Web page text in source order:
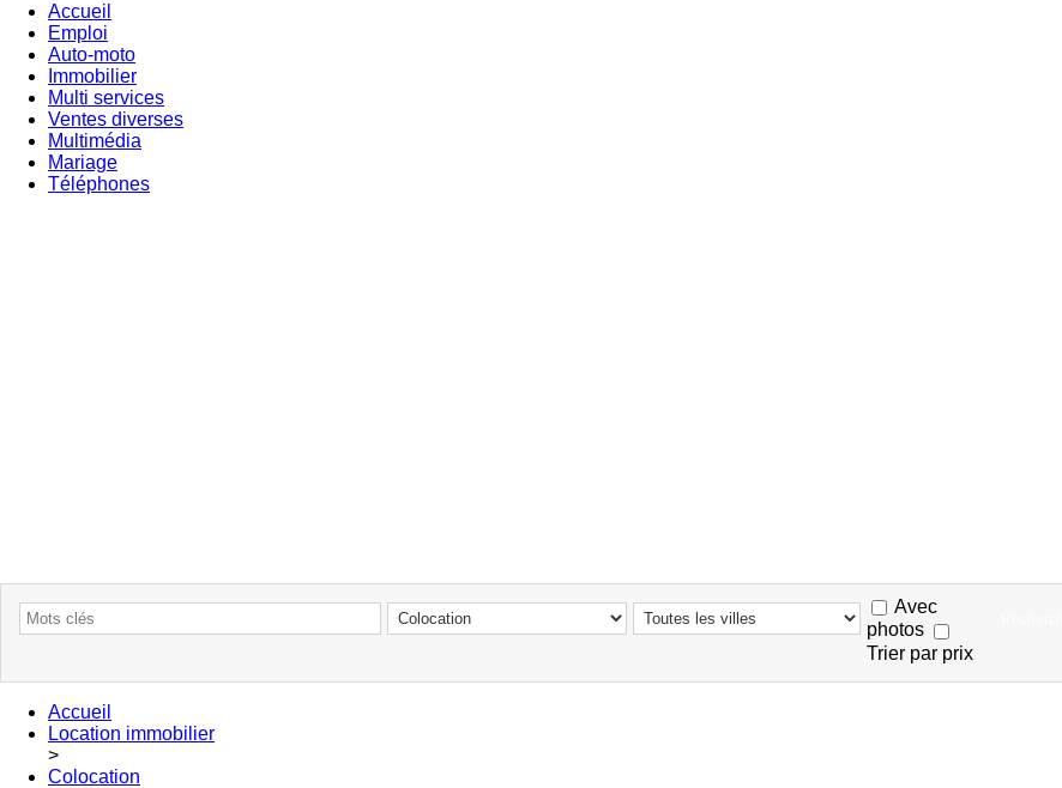
Accueil
Emploi
Auto-moto
Immobilier
Multi services
Ventes diverses
Multimédia
Mariage
Téléphones
Avec
photos
Trier par prix
Accueil
Location immobilier
>
Colocation